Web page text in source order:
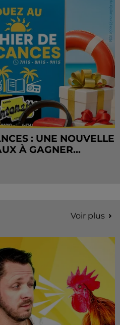
: UNE NOUVELLE
À GAGNER...
Voir plus